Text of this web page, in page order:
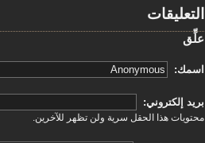
التعليقات
علِّق
‏اسمك: ‏
‏بريد إلكتروني: ‏
محتويات هذا الحقل سرية ولن تظهر للآخرين.